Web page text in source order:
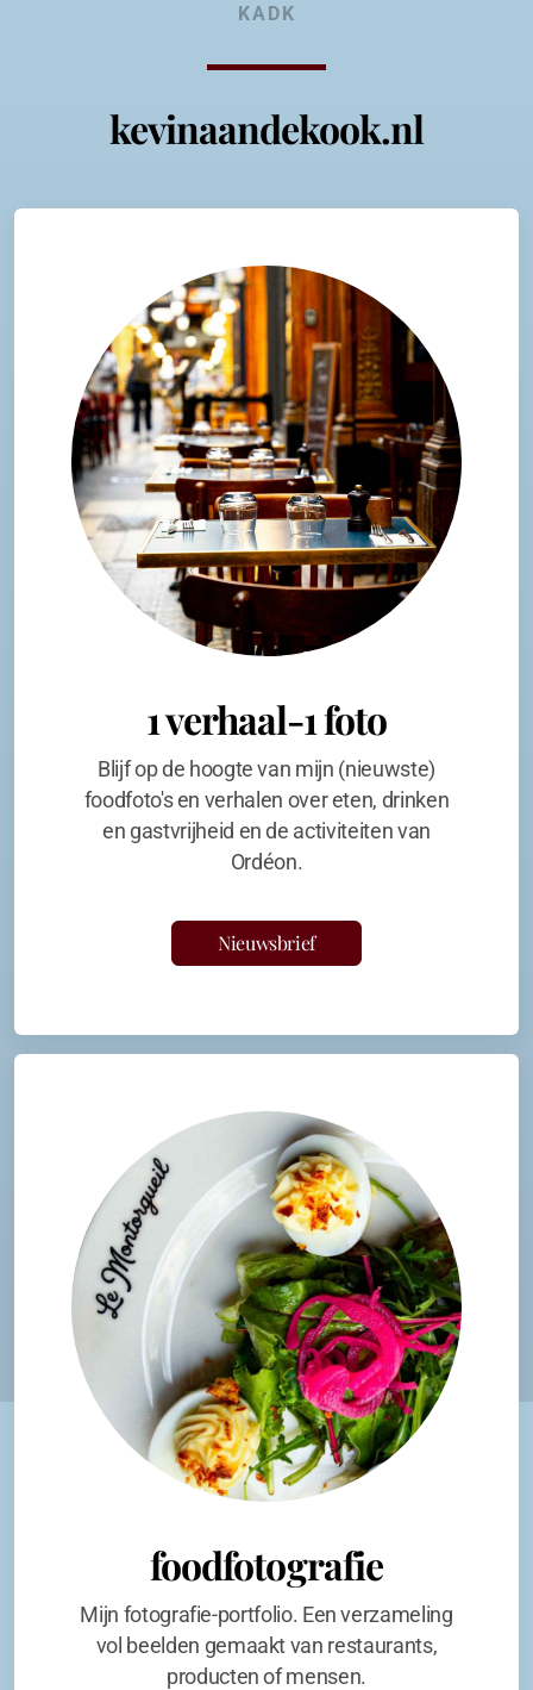
KADK
kevinaandekook.nl
1 verhaal-1 foto
Blijf op de hoogte van mijn (nieuwste)
foodfoto's en verhalen over eten, drinken
en gastvrijheid en de activiteiten van
Ordéon.
Nieuwsbrief
foodfotografie
Mijn fotografie-portfolio. Een verzameling
vol beelden gemaakt van restaurants,
producten of mensen.